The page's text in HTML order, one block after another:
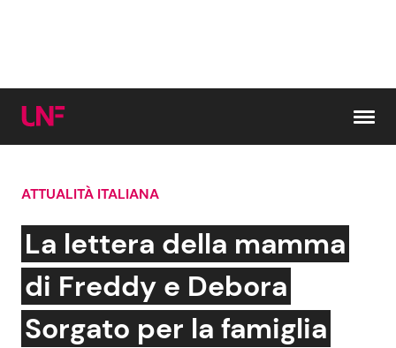
Cerca:
News e Cronaca
Attualità Italiana
Gossip e TV
Bellezze VIP
ATTUALITÀ ITALIANA
La lettera della mamma
di Freddy e Debora
Sorgato per la famiglia